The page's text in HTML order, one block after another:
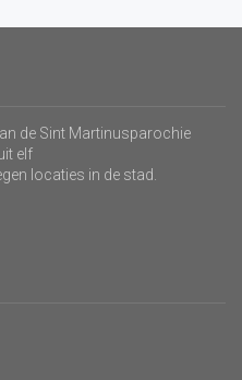
de Sint Martinusparochie
elf
locaties in de stad.